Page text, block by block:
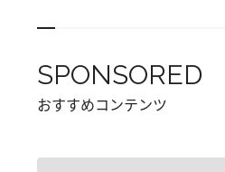
SPONSORED
おすすめコンテンツ